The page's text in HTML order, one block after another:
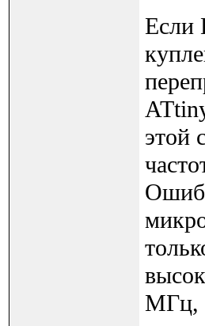
Если
этой
МГц,